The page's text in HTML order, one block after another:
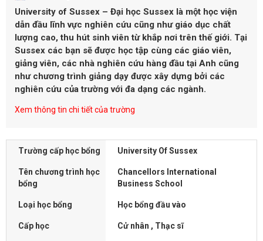
University of Sussex – Đại học Sussex là một học viện
dẫn đầu lĩnh vực nghiên cứu cũng như giáo dục chất
lượng cao, thu hút sinh viên từ khắp nơi trên thế giới. Tại
Sussex các bạn sẽ được học tập cùng các giáo viên,
giảng viên, các nhà nghiên cứu hàng đầu tại Anh cũng
như chương trình giảng dạy được xây dựng bởi các
nghiên cứu của trường với đa dạng các ngành.
Xem thông tin chi tiết của trường
Trường cấp học bổng University Of Sussex
Tên chương trình học
bổng
Chancellors International
Business School
Loại học bổng Học bổng đầu vào
Cấp học Cử nhân , Thạc sĩ